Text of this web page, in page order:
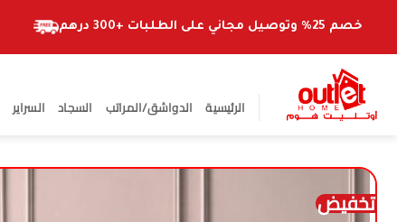
للمحتوىخصم 25% وتوصيل مجاني على الطلبات +300 درهم
الرئيسية الدواشق/المراتب السجاد السراير
تخفيض